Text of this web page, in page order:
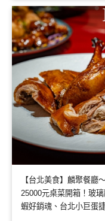
【台北美食】麟聚餐廳
25000元桌菜開箱！玻
蝦好銷魂、台北小巨蛋